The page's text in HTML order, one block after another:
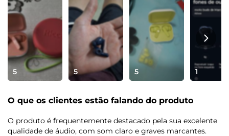
5 5 5 1
O que os clientes estão falando do produto
O produto é frequentemente destacado pela sua excelente
qualidade de áudio, com som claro e graves marcantes.